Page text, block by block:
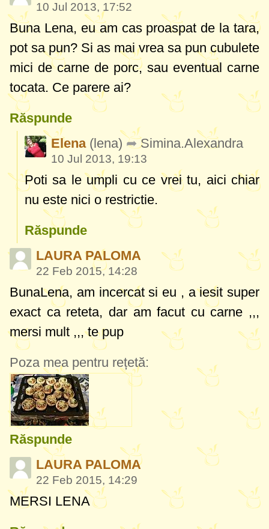
10 Jul 2013, 17:52
Buna Lena, eu am cas proaspat de la tara,
pot sa pun? Si as mai vrea sa pun cubulete
mici de carne de porc, sau eventual carne
tocata. Ce parere ai?
Răspunde
Elena (lena) Simina.Alexandra
10 Jul 2013, 19:13
Poti sa le umpli cu ce vrei tu, aici chiar
nu este nici o restrictie.
Răspunde
LAURA PALOMA
22 Feb 2015, 14:28
BunaLena, am incercat si eu , a iesit super
exact ca reteta, dar am facut cu carne ,,,
mersi mult ,,, te pup
Poza mea pentru rețetă:
Răspunde
LAURA PALOMA
22 Feb 2015, 14:29
MERSI LENA